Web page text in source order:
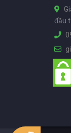
đầu